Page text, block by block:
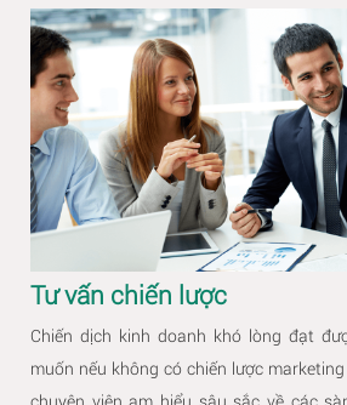
Tư vấn chiến lược
Chiến dịch kinh doanh khó lòng đạt
muốn nếu không có chiến lược